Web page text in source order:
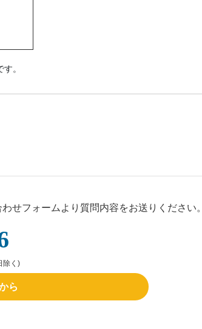
。
せフォームより質問内容をお送りください。
除く)
ら